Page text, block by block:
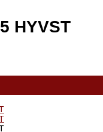
HYVST